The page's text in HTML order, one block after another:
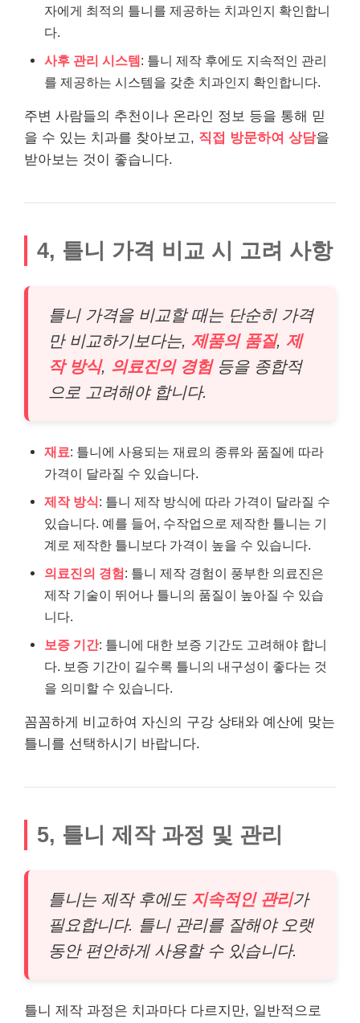
자에게 최적의 틀니를 제공하는 치과인지 확인합니
다.
사후 관리 시스템: 틀니 제작 후에도 지속적인 관리
를 제공하는 시스템을 갖춘 치과인지 확인합니다.
주변 사람들의 추천이나 온라인 정보 등을 통해 믿
을 수 있는 치과를 찾아보고, 직접 방문하여 상담을
받아보는 것이 좋습니다.
4, 틀니 가격 비교 시 고려 사항
틀니 가격을 비교할 때는 단순히 가격
만 비교하기보다는, 제품의 품질, 제
작 방식, 의료진의 경험등을 종합적
으로 고려해야 합니다.
재료: 틀니에 사용되는 재료의 종류와 품질에 따라
가격이 달라질 수 있습니다.
제작 방식: 틀니 제작 방식에 따라 가격이 달라질 수
있습니다. 예를 들어, 수작업으로 제작한 틀니는 기
계로 제작한 틀니보다 가격이 높을 수 있습니다.
의료진의 경험: 틀니 제작 경험이 풍부한 의료진은
제작 기술이 뛰어나 틀니의 품질이 높아질 수 있습
니다.
보증 기간: 틀니에 대한 보증 기간도 고려해야 합니
다. 보증 기간이 길수록 틀니의 내구성이 좋다는 것
을 의미할 수 있습니다.
꼼꼼하게 비교하여 자신의 구강 상태와 예산에 맞는
틀니를 선택하시기 바랍니다.
5, 틀니 제작 과정 및 관리
틀니는 제작 후에도 지속적인 관리가
필요합니다. 틀니 관리를 잘해야 오랫
동안 편안하게 사용할 수 있습니다.
틀니 제작 과정은 치과마다 다르지만, 일반적으로